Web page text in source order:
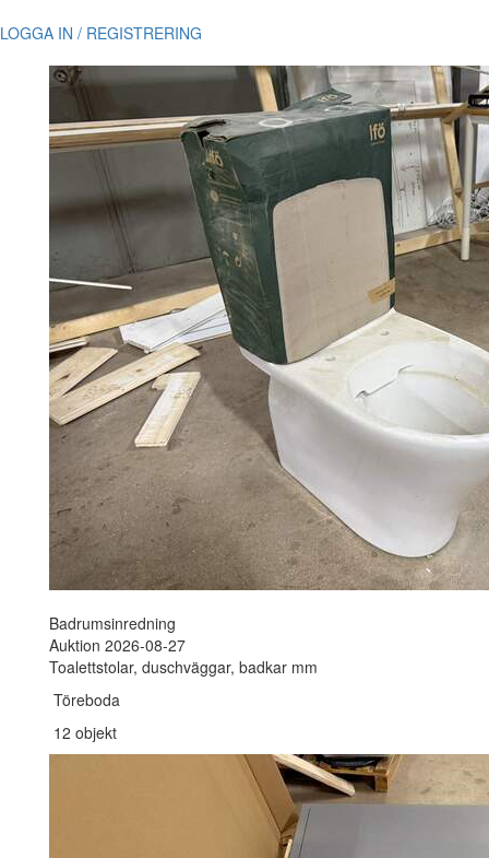
LOGGA IN / REGISTRERING
Badrumsinredning
Auktion 2026-08-27
Toalettstolar, duschväggar, badkar mm
Töreboda
12 objekt